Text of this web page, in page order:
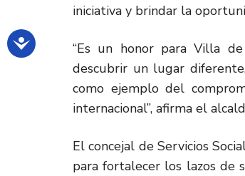
iniciativa y brindar la
“Es un honor para Villa
descubrir un lugar
como ejemplo del
internacional”, afirma el
El concejal de Servicios
para fortalecer los lazos de